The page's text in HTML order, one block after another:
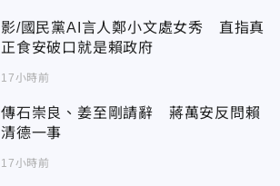
影/國民黨AI言人鄭小文處女秀 直指真
正食安破口就是賴政府
17小時前
傳石崇良、姜至剛請辭 蔣萬安反問賴
清德一事
17小時前